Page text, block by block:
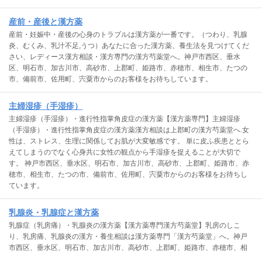
産前・産後と漢方薬
産前・妊娠中・産後の心身のトラブルは漢方薬が一番です。（つわり、乳腺
炎、むくみ、乳汁不足,うつ）あなたに合った漢方薬、養生法を見つけてくだ
さい、レディース漢方相談・漢方専門の漢方芍薬堂へ。神戸市西区、垂水
区、明石市、加古川市、高砂市、上郡町、姫路市、赤穂市、相生市、たつの
市、備前市、佐用町、宍粟市からのお客様をお待ちしています。
主婦湿疹（手湿疹）
主婦湿疹（手湿疹）・進行性指掌角皮症の漢方薬【漢方薬専門】主婦湿疹
（手湿疹）・進行性指掌角皮症の漢方薬漢方相談は上郡町の漢方芍薬堂へ.女
性は、ストレス、生理に関係してお肌が大変敏感です。 単に皮ふ疾患ととら
えてしまうのでなく心身共に女性の観点から手湿疹を捉えることが大切で
す。 神戸市西区、垂水区、明石市、加古川市、高砂市、上郡町、姫路市、赤
穂市、相生市、たつの市、備前市、佐用町、宍粟市からのお客様をお待ちし
ています。
乳腺炎・乳腺症と漢方薬
乳腺症（乳房痛）・乳腺炎の漢方薬【漢方薬専門漢方芍薬堂】乳房のしこ
り、乳房痛、乳腺炎の漢方・養生相談は漢方薬専門「漢方芍薬堂」へ。神戸
市西区、垂水区、明石市、加古川市、高砂市、上郡町、姫路市、赤穂市、相